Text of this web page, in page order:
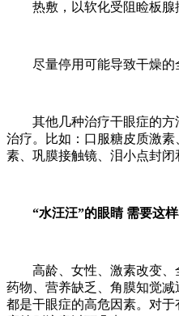
热敷，以软化受阻睑板腺
尽量停用可能导致干燥的
其他几种治疗干眼症的方
治疗。比如：口服糖皮质激
素、巩膜接触镜、泪小点封闭
“水汪汪”的眼睛 需要这
高龄、女性、激素改变、
药物、营养缺乏、角膜知觉减
都是干眼症的高危因素。对